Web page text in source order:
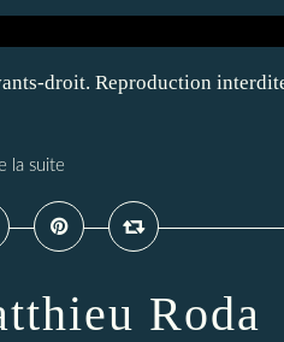
droit. Reproduction
la suite
Roda